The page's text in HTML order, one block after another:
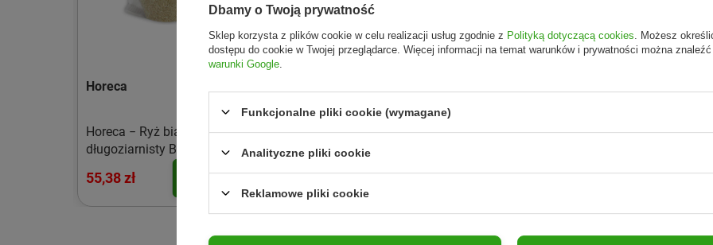
Horeca
Horeca − Ryż biały
długoziarnisty BIO − 5 kg
55,38 zł
Mus owocowy Jagoda
Płatki jaglane Siemię lniane
4,36 zł Szczegóły
Oxfam Baton z nadzieniem
8,09 zł
Lemoniada
3,19 zł
Dbamy o Twoją prywatność
Sklep korzysta z plików cookie w celu realizacji usług zgodnie z Polityką dotyczącą cookies . Możesz
dostępu do cookie w Twojej przeglądarce. Więcej informacji na temat warunków i prywatności można
warunki Google
Funkcjonalne pliki cookie (wymagane)
Analityczne pliki cookie
Reklamowe pliki cookie